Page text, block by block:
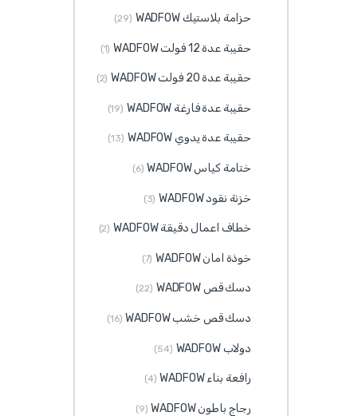
حزامة بلاستيك WADFOW (29)
حقيبة عدة 12 فولت WADFOW (1)
حقيبة عدة 20 فولت WADFOW (2)
حقيبة عدة فارغة WADFOW (19)
حقيبة عدة يدوي WADFOW (13)
ختامة كياس WADFOW (6)
خزنة نقود WADFOW (3)
خطاف اعمال دقيقة WADFOW (2)
خوذة امان WADFOW (7)
دسك قص WADFOW (22)
دسك قص خشب WADFOW (16)
دولاب WADFOW (54)
رافعة بناء WADFOW (4)
رجاج باطون WADFOW (9)